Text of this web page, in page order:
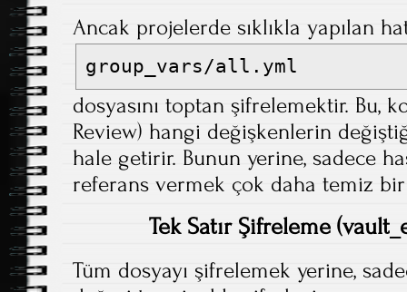
Ancak projelerde sıklıkla yapılan
group_vars/all.yml
dosyasını toptan şifrelemektir. Bu,
Review) hangi değişkenlerin
hale getirir. Bunun yerine, sadece
referans vermek çok daha temiz bir
Tek Satır Şifreleme
Tüm dosyayı şifrelemek yerine,